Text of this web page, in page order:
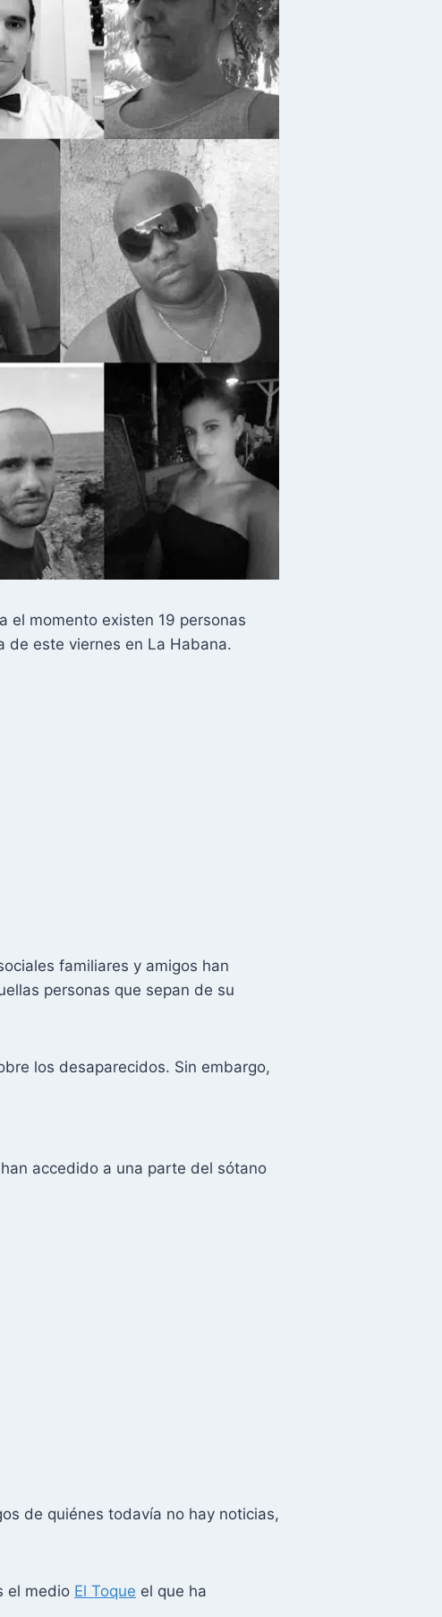
el momento existen 19 personas
de este viernes en La Habana.
familiares y amigos han
personas que sepan de su
los desaparecidos. Sin embargo,
accedido a una parte del sótano
de quiénes todavía no hay noticias,
el medio El Toque el que ha